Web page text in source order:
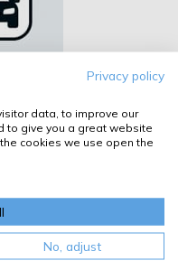
GmbH
Privacy policy
data, to improve our
to give you a great website
cookies we use open the
No, adjust